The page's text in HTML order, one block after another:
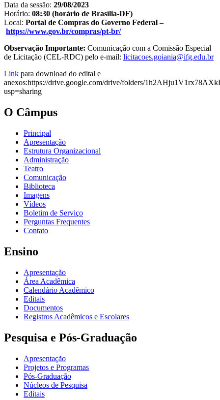
Data da sessão: 29/08/2023
Horário: 08:30 (horário de Brasília-DF)
Local: Portal de Compras do Governo Federal –
https://www.gov.br/compras/pt-br/
Observação Importante: Comunicação com a Comissão Especial
de Licitação (CEL-RDC) pelo e-mail: licitacoes.goiania@ifg.edu.br
Link para download do edital e
anexos:https://drive.google.com/drive/folders/
usp=sharing
O Câmpus
Principal
Apresentação
Estrutura Organizacional
Administração
Teatro
Comunicação
Biblioteca
Imagens
Vídeos
Boletim de Serviço
Perguntas Frequentes
Contato
Ensino
Apresentação
Área Acadêmica
Calendário Acadêmico
Editais
Documentos
Registros Acadêmicos e Escolares
Pesquisa e Pós-Graduação
Apresentação
Projetos e Programas
Pós-Graduação
Núcleos de Pesquisa
Editais